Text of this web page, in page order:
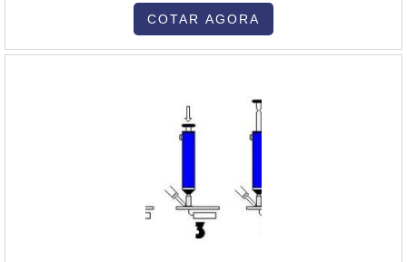
delicado e funcional, o cilindro conta com uma data de validade
COTAR AGORA